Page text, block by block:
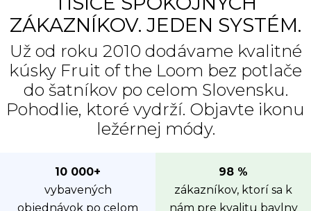
ZÁKAZNÍKOV. JEDEN SYSTÉM.
Už od roku 2010 dodávame kvalitné
kúsky Fruit of the Loom bez potlače
do šatníkov po celom Slovensku.
Pohodlie, ktoré vydrží. Objavte ikonu
ležérnej módy.
10 000+
vybavených
objednávok po celom
98 %
zákazníkov, ktorí sa k
nám pre kvalitu bavlny